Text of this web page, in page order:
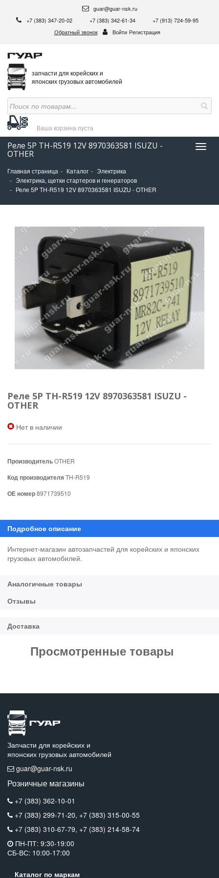
guar@guar-nsk.ru
+7 (383) 347-20-02
+7 (383) 342-61-34
+7 (913) 724-59-95
Обратный звонок
Войти Регистрация
запчасти для корейских и
японских грузовых автомобилей
Ваша корзина пуста
Реле 5P TH-R519 12V 8970363581 ISUZU -
OTHER
Главная страница Каталог
Электрика
Электрика, щетки стартеров и генераторов
Реле 5P TH-R519 12V 8970363581 ISUZU - OTHER
Реле 5P TH-R519 12V 8970363581 ISUZU -
OTHER
Нет в наличии
ПроизводительOTHER
Код производителяTH-R519
ОЕ номер8971739510
Интернет-магазин автозапчастей для корейских и японских
грузовых автомобилей.
Просмотренные товары
Запчасти для корейских и
японских грузовых автомобилей
guar@guar-nsk.ru
Розничные магазины
+7 (383) 362-10-01
+7 (383) 299-71-20, +7 (383) 315-00-55
+7 (383) 310-67-79, +7 (383) 214-58-74
ПН-ПТ: 9:30-19:00
СБ-ВС: 10:00-17:00
Каталог по маркам